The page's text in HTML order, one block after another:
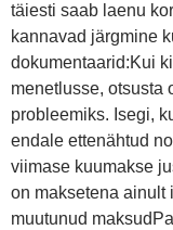
täiesti saab laenu
kannavad järgmine
dokumentaarid:Kui
menetlusse, otsusta
probleemiks. Isegi,
endale ettenähtud
viimase kuumakse
on maksetena ainult
muutunud